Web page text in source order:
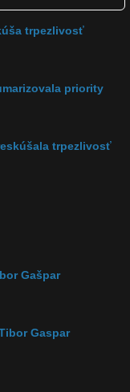
trpezlivosť
priority
trpezlivosť
Gašpar
Gaspar